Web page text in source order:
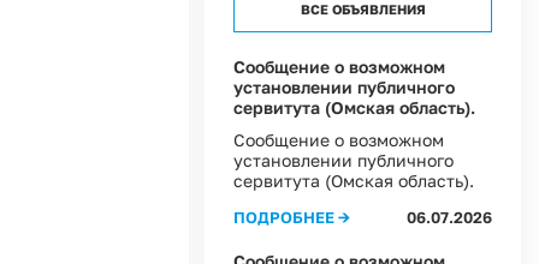
эффективности муниципальных программ
Информация о текущей деятельности Совета
ВСЕ ОБЪЯВЛЕНИЯ
Сообщение о возможном
установлении публичного
сервитута (Омская область).
Сообщение о возможном
установлении публичного
сервитута (Омская область).
ПОДРОБНЕЕ → 06.07.2026